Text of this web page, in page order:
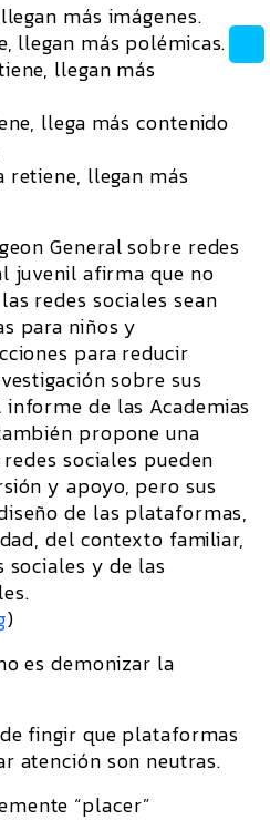
más imágenes.
llegan más polémicas.
llegan más
llega más contenido
retiene, llegan más
General sobre redes
juvenil afirma que no
redes sociales sean
para niños y
para reducir
sobre sus
informe de las Academias
propone una
sociales pueden
y apoyo, pero sus
de las plataformas,
del contexto familiar,
sociales y de las
)
es demonizar la
fingir que plataformas
atención son neutras.
“placer”